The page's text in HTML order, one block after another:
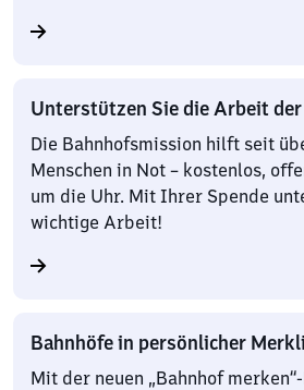
Unterstützen Sie die Arbeit
Die Bahnhofsmission hilft seit
Menschen in Not – kostenlos,
um die Uhr. Mit Ihrer Spende
wichtige Arbeit!
Bahnhöfe in persönlicher
Mit der neuen „Bahnhof